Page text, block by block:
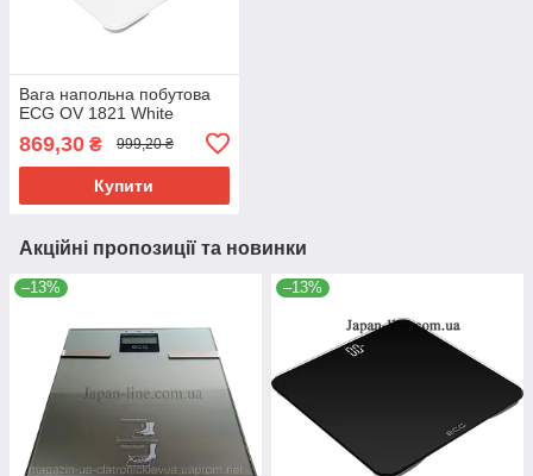
Вага напольна побутова
ECG OV 1821 White
869,30 ₴ 999,20 ₴
Купити
Акційні пропозиції та новинки
–13% –13%